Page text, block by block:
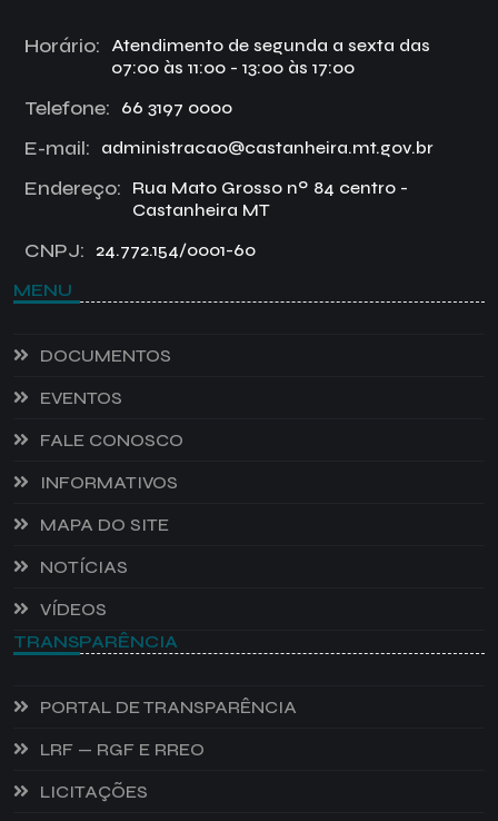
Horário:
Atendimento de segunda a sexta das
07:00 às 11:00 - 13:00 às 17:00
Telefone: 66 3197 0000
E-mail: administracao@castanheira.mt.gov.br
Endereço:
Rua Mato Grosso nº 84 centro -
Castanheira MT
CNPJ: 24.772.154/0001-60
MENU
DOCUMENTOS
EVENTOS
FALE CONOSCO
INFORMATIVOS
MAPA DO SITE
NOTÍCIAS
VÍDEOS
TRANSPARÊNCIA
PORTAL DE TRANSPARÊNCIA
LRF — RGF E RREO
LICITAÇÕES